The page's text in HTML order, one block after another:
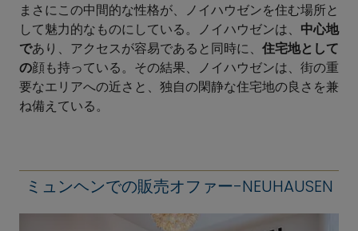
まさにこの中間的な性格が、ノイハウゼンを住む場所と
して魅力的なものにしている。ノイハウゼンは、 中心地
であり、アクセスが容易であると同時に、 住宅地として
の顔も持っている。その結果、ノイハウゼンは、街の重
要なエリアへの近さと、独自の閑静な住宅地の良さを兼
ね備えている。
ミュンヘンでの販売オファー-NEUHAUSEN